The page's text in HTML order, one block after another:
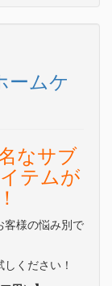
ームケ
なサブ
テムが
客様の悩み別で
ください！